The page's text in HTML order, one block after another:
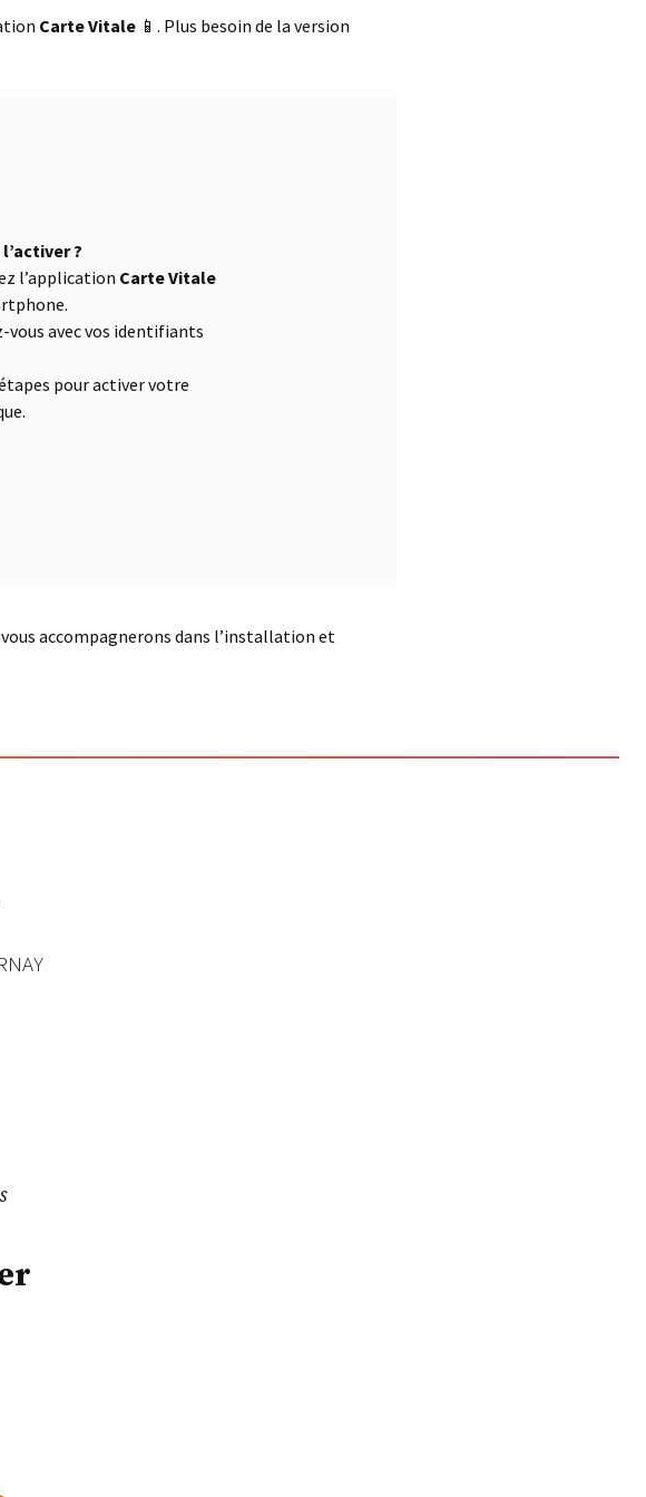
Carte Vitale📱. Plus besoin de la version
?
l’application Carte Vitale
vous avec vos identifiants
pour activer votre
accompagnerons dans l’installation et